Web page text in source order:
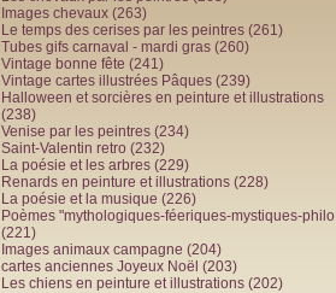
Images chevaux (263)
Le temps des cerises par les peintres (261)
Tubes gifs carnaval - mardi gras (260)
Vintage bonne fête (241)
Vintage cartes illustrées Pâques (239)
Halloween et sorcières en peinture et illustrations
(238)
Venise par les peintres (234)
Saint-Valentin retro (232)
La poésie et les arbres (229)
Renards en peinture et illustrations (228)
La poésie et la musique (226)
Poèmes "mythologiques-féeriques-mystiques-philo
(221)
Images animaux campagne (204)
cartes anciennes Joyeux Noël (203)
Les chiens en peinture et illustrations (202)